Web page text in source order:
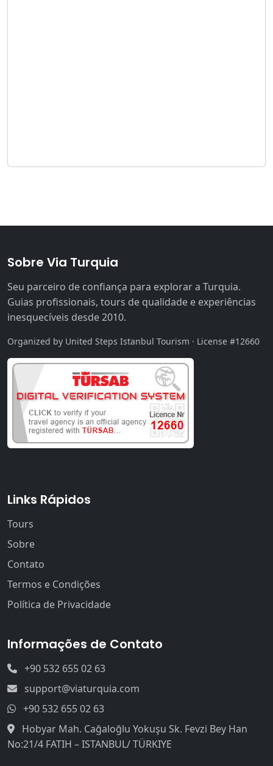
Sobre Via Turquia
Seu parceiro de confiança para explorar a Turquia.
Guias profissionais, tours de qualidade e experiências
inesquecíveis desde 2010.
Organized by United Steps Istanbul Tourism · License #12660
Links Rápidos
Tours
Sobre
Contato
Termos e Condições
Política de Privacidade
Informações de Contato
+90 532 655 02 63
support@viaturquia.com
+90 532 655 02 63
Hobyar Mah. Cağaloğlu Yokuşu Sk. Fevzi Bey Han
No:21/4 FATIH – ISTANBUL/ TÜRKIYE